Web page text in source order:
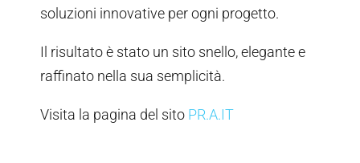
soluzioni innovative per ogni progetto.
Il risultato è stato un sito snello, elegante e
raffinato nella sua semplicità.
Visita la pagina del sito PR.A.IT